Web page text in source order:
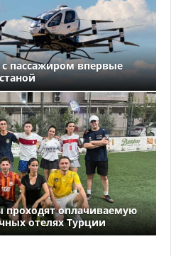
с пассажиром впервые
проходят оплачиваемую
отелях Турции